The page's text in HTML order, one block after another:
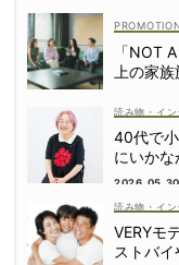
「NOT
上の家
読み物・イン
40代で
にいかな
2026.05.30
読み物・イン
VERYモ
ストバ